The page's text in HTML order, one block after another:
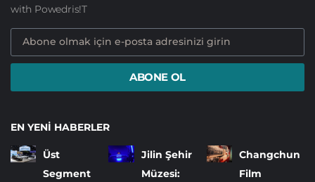
with Powedris!T
ABONE OL
EN YENI HABERLER
Üst
Segment
Jilin Şehir
Müzesi:
Changchun
Film